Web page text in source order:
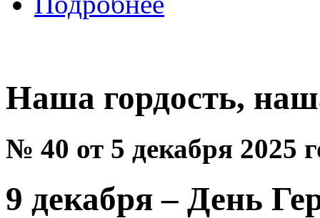
Наша гордость,
№ 40 от 5 декабря 2025
9 декабря – День